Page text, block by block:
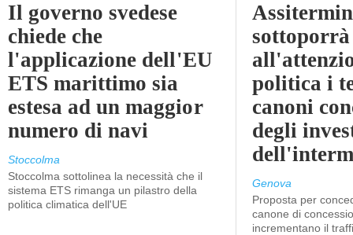
Il governo svedese
chiede che
l'applicazione dell'EU
ETS marittimo sia
estesa ad un maggior
numero di navi
Stoccolma
Stoccolma sottolinea la necessità che il
sistema ETS rimanga un pilastro della
politica climatica dell'UE
sottoporrà
politica i
canoni
degli
Genova
Proposta per
canone di
incrementano il